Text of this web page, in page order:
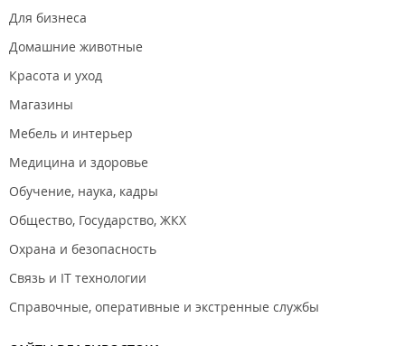
Для бизнеса
Домашние животные
Красота и уход
Магазины
Мебель и интерьер
Медицина и здоровье
Обучение, наука, кадры
Общество, Государство, ЖКХ
Охрана и безопасность
Связь и IT технологии
Справочные, оперативные и экстренные службы